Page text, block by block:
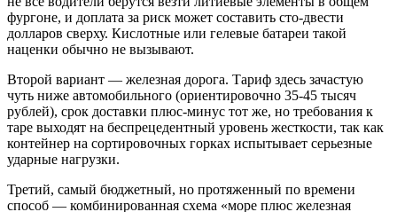
фургоне, и доплата за риск может составить сто-двести
долларов сверху. Кислотные или гелевые батареи такой
наценки обычно не вызывают.
Второй вариант — железная дорога. Тариф здесь зачастую
чуть ниже автомобильного (ориентировочно 35-45 тысяч
рублей), срок доставки плюс-минус тот же, но требования к
таре выходят на беспрецедентный уровень жесткости, так как
контейнер на сортировочных горках испытывает серьезные
ударные нагрузки.
Третий, самый бюджетный, но протяженный по времени
способ — комбинированная схема «море плюс железная